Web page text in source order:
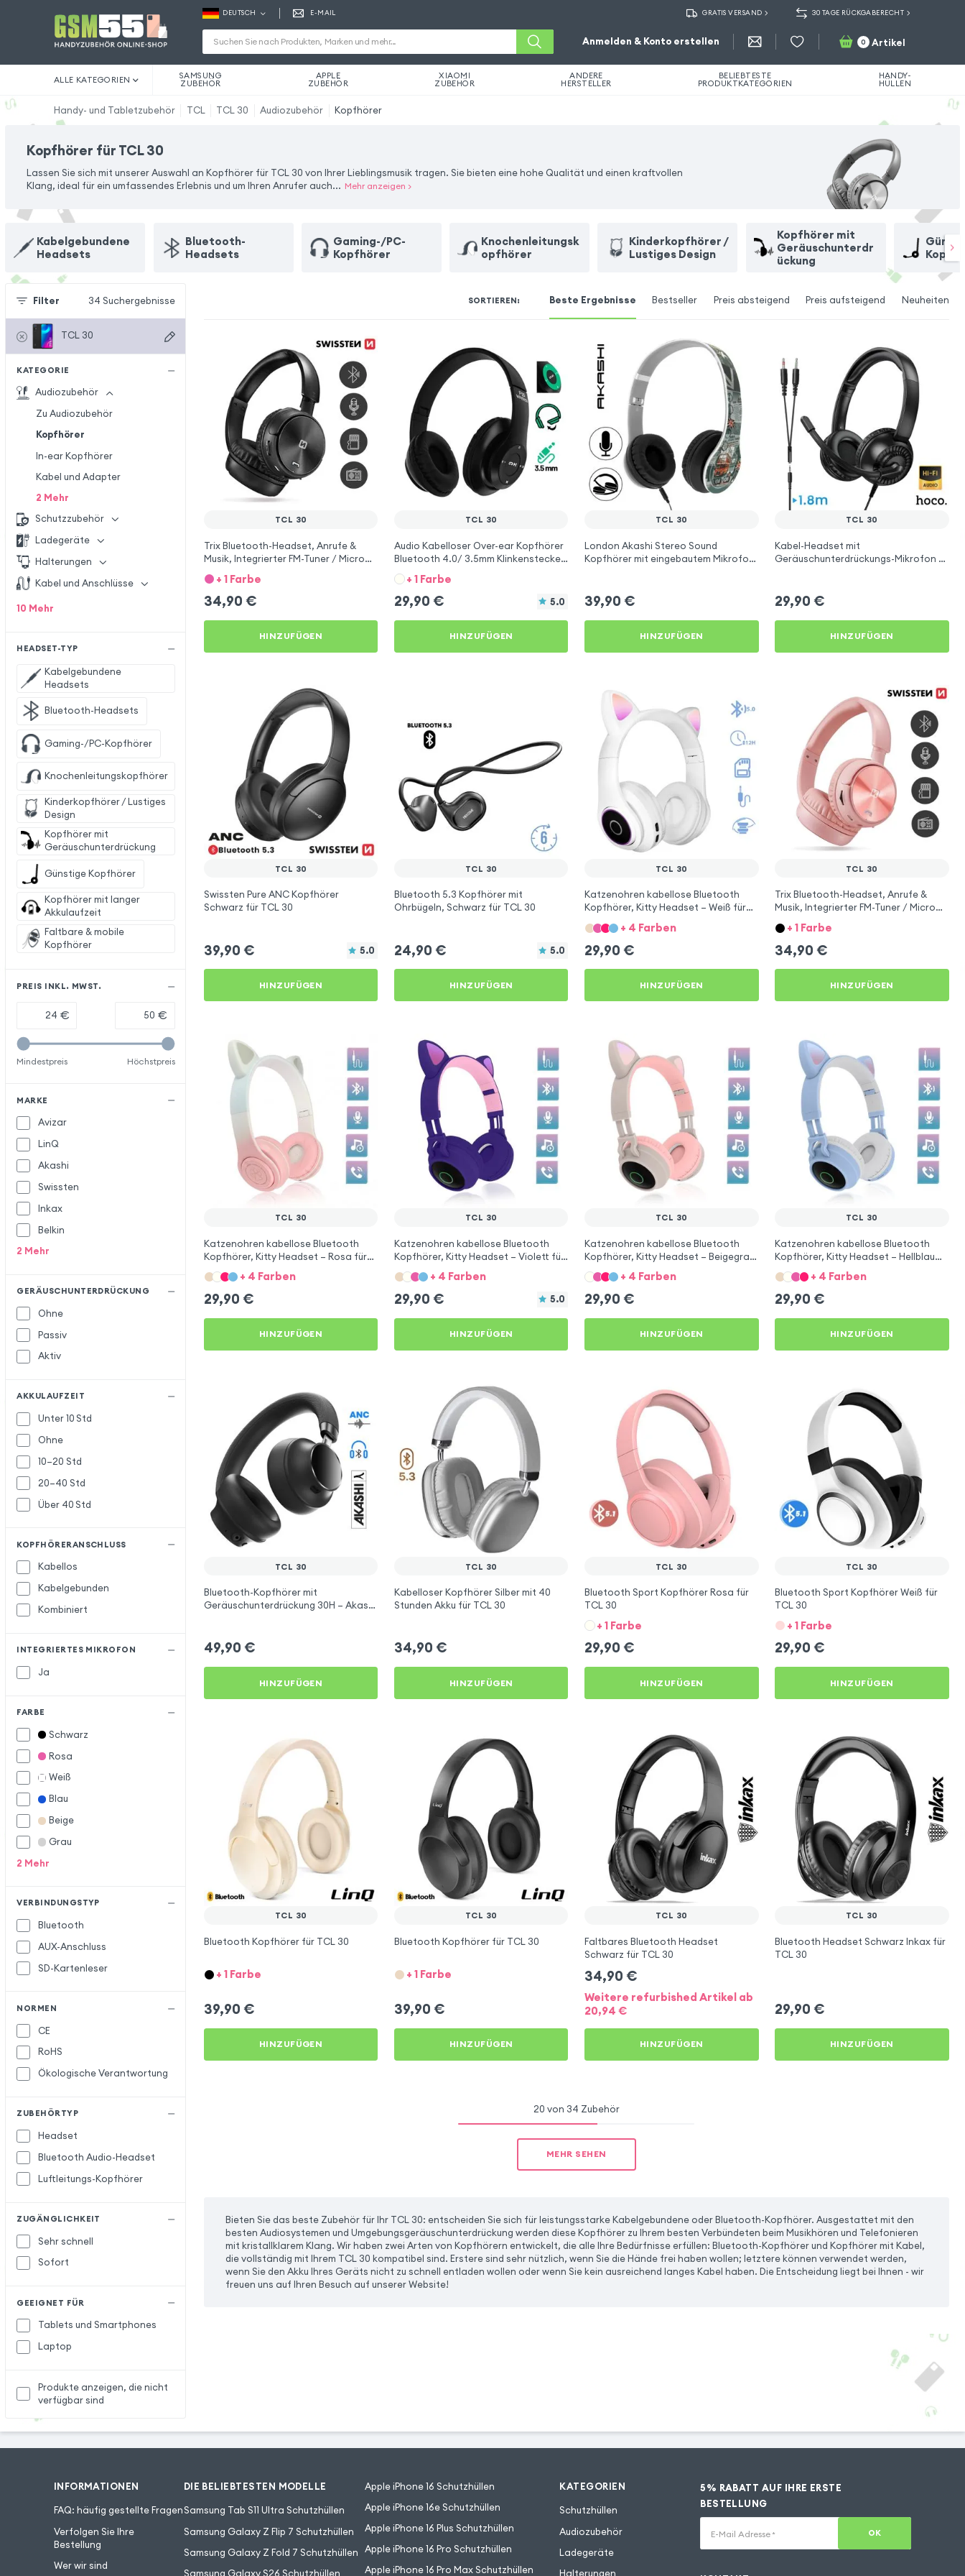
DEUTSCH E-MAIL GRATIS VERSAND 30 TAGE RÜCKGABERECHT
Anmelden & Konto erstellen 0 Artikel
ALLE KATEGORIEN SAMSUNG
ZUBEHÖR
APPLE
ZUBEHÖR
XIAOMI
ZUBEHÖR
ANDERE
HERSTELLER
BELIEBTESTE
PRODUKTKATEGORIEN
HANDY-
HÜLLEN
Handy- und Tabletzubehör TCL TCL 30 Audiozubehör Kopfhörer
Kopfhörer für TCL 30
Lassen Sie sich mit unserer Auswahl an Kopfhörer für TCL 30 von Ihrer Lieblingsmusik tragen. Sie bieten eine hohe Qualität und einen kraftvollen
Klang, ideal für ein umfassendes Erlebnis und um Ihren Anrufer auch... Mehr anzeigen >
Kabelgebundene
Headsets
Bluetooth-
Headsets
Gaming-/PC-
Kopfhörer
Knochenleitungsk
opfhörer
Kinderkopfhörer /
Lustiges Design
Kopfhörer mit
Geräuschunterdr
ückung
Filter 34 Suchergebnisse
TCL 30
KATEGORIE
Audiozubehör
Zu Audiozubehör
Kopfhörer
In-ear Kopfhörer
Kabel und Adapter
2 Mehr
Schutzzubehör
Ladegeräte
Halterungen
Kabel und Anschlüsse
10 Mehr
HEADSET-TYP
Kabelgebundene
Headsets
Bluetooth-Headsets
Gaming-/PC-Kopfhörer
Knochenleitungskopfhörer
Kinderkopfhörer / Lustiges
Design
Kopfhörer mit
Geräuschunterdrückung
Günstige Kopfhörer
Kopfhörer mit langer
Akkulaufzeit
Faltbare & mobile
Kopfhörer
PREIS INKL. MWST.
€ €
Mindestpreis Höchstpreis
MARKE
Avizar
LinQ
Akashi
Swissten
Inkax
Belkin
2 Mehr
GERÄUSCHUNTERDRÜCKUNG
Ohne
Passiv
Aktiv
AKKULAUFZEIT
Unter 10 Std
Ohne
10–20 Std
20–40 Std
Über 40 Std
KOPFHÖRERANSCHLUSS
Kabellos
Kabelgebunden
Kombiniert
INTEGRIERTES MIKROFON
Ja
FARBE
Schwarz
Rosa
Weiß
Blau
Beige
Grau
2 Mehr
VERBINDUNGSTYP
Bluetooth
AUX-Anschluss
SD-Kartenleser
NORMEN
CE
RoHS
Ökologische Verantwortung
ZUBEHÖRTYP
Headset
Bluetooth Audio-Headset
Luftleitungs-Kopfhörer
ZUGÄNGLICHKEIT
Sehr schnell
Sofort
GEEIGNET FÜR
Tablets und Smartphones
Laptop
Produkte anzeigen, die nicht
verfügbar sind
SORTIEREN: Beste Ergebnisse Bestseller Preis absteigend Preis aufsteigend Neuheiten
TCL 30
Trix Bluetooth-Headset, Anrufe &
Musik, Integrierter FM-Tuner / Micro
SD-Anschluss, Swissten – Schwarz für
TCL 30
+ 1 Farbe
34,90 €
HINZUFÜGEN
TCL 30
Audio Kabelloser Over-ear Kopfhörer
Bluetooth 4.0/ 3.5mm Klinkenstecker
– Schwarz für TCL 30
+ 1 Farbe
29,90 € 5.0
HINZUFÜGEN
TCL 30
London Akashi Stereo Sound
Kopfhörer mit eingebautem Mikrofon
39,90 €
HINZUFÜGEN
TCL 30
Kabel-Headset mit
Geräuschunterdrückungs-Mikrofon -
29,90 €
HINZUFÜGEN
TCL 30
Swissten Pure ANC Kopfhörer
Schwarz für TCL 30
39,90 € 5.0
HINZUFÜGEN
TCL 30
Bluetooth 5.3 Kopfhörer mit
Ohrbügeln, Schwarz für TCL 30
24,90 € 5.0
HINZUFÜGEN
TCL 30
Katzenohren kabellose Bluetooth
Kopfhörer, Kitty Headset – Weiß für
+ 4 Farben
29,90 €
HINZUFÜGEN
TCL 30
Trix Bluetooth-Headset, Anrufe &
Musik, Integrierter FM-Tuner / Micro
SD-Anschluss, Swissten – Rosa für
TCL 30
+ 1 Farbe
34,90 €
HINZUFÜGEN
TCL 30
Katzenohren kabellose Bluetooth
Kopfhörer, Kitty Headset – Rosa für
TCL 30
+ 4 Farben
29,90 €
HINZUFÜGEN
TCL 30
Katzenohren kabellose Bluetooth
Kopfhörer, Kitty Headset – Violett für
TCL 30
+ 4 Farben
29,90 € 5.0
HINZUFÜGEN
TCL 30
Katzenohren kabellose Bluetooth
Kopfhörer, Kitty Headset – Beigegrau
für TCL 30
+ 4 Farben
29,90 €
HINZUFÜGEN
TCL 30
Katzenohren kabellose Bluetooth
Kopfhörer, Kitty Headset – Hellblau
für TCL 30
+ 4 Farben
29,90 €
HINZUFÜGEN
TCL 30
Bluetooth-Kopfhörer mit
Geräuschunterdrückung 30H – Akashi
49,90 €
HINZUFÜGEN
TCL 30
Kabelloser Kopfhörer Silber mit 40
Stunden Akku für TCL 30
34,90 €
HINZUFÜGEN
TCL 30
Bluetooth Sport Kopfhörer Rosa für
TCL 30
+ 1 Farbe
29,90 €
HINZUFÜGEN
TCL 30
Bluetooth Sport Kopfhörer Weiß für
TCL 30
+ 1 Farbe
29,90 €
HINZUFÜGEN
TCL 30
Bluetooth Kopfhörer für TCL 30
+ 1 Farbe
39,90 €
HINZUFÜGEN
TCL 30
Bluetooth Kopfhörer für TCL 30
+ 1 Farbe
39,90 €
HINZUFÜGEN
TCL 30
Faltbares Bluetooth Headset
Schwarz für TCL 30
34,90 €
Weitere refurbished Artikel ab
20,94 €
HINZUFÜGEN
TCL 30
Bluetooth Headset Schwarz Inkax für
TCL 30
29,90 €
HINZUFÜGEN
20 von 34 Zubehör
MEHR SEHEN
Bieten Sie das beste Zubehör für Ihr TCL 30: entscheiden Sie sich für leistungsstarke Kabelgebundene oder Bluetooth-Kopfhörer. Ausgestattet mit den
besten Audiosystemen und Umgebungsgeräuschunterdrückung werden diese Kopfhörer zu Ihrem besten Verbündeten beim Musikhören und Telefonieren
mit kristallklarem Klang. Wir haben zwei Arten von Kopfhörern entwickelt, die alle Ihre Bedürfnisse erfüllen: Bluetooth-Kopfhörer und Kopfhörer mit Kabel,
die vollständig mit Ihrem TCL 30 kompatibel sind. Erstere sind sehr nützlich, wenn Sie die Hände frei haben wollen; letztere können verwendet werden,
wenn Sie den Akku Ihres Geräts nicht zu schnell entladen wollen oder wenn Sie kein ausreichend langes Kabel haben. Die Entscheidung liegt bei Ihnen - wir
freuen uns auf Ihren Besuch auf unserer Website!
INFORMATIONEN
FAQ: häufig gestellte Fragen
Verfolgen Sie Ihre
Bestellung
Wer wir sind
DIE BELIEBTESTEN MODELLE
Samsung Tab S11 Ultra Schutzhüllen
Samsung Galaxy Z Flip 7 Schutzhüllen
Samsung Galaxy Z Fold 7 Schutzhüllen
Samsung Galaxy S26 Schutzhüllen
Apple iPhone 16 Schutzhüllen
Apple iPhone 16e Schutzhüllen
Apple iPhone 16 Plus Schutzhüllen
Apple iPhone 16 Pro Schutzhüllen
Apple iPhone 16 Pro Max Schutzhüllen
KATEGORIEN
Schutzhüllen
Audiozubehör
Ladegeräte
Halterungen
5% RABATT AUF IHRE ERSTE
BESTELLUNG
E-Mail Adresse * OK